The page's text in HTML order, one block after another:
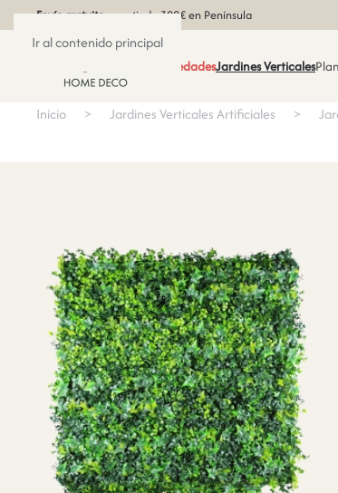
Ir al contenido principal
Envío gratuitoa partir de 300€ en Península
NovedadesJardines Verticales
Inicio Jardines Verticales Artificiales